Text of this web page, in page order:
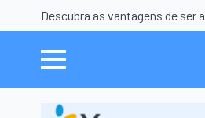
Descubra as vantagens de ser